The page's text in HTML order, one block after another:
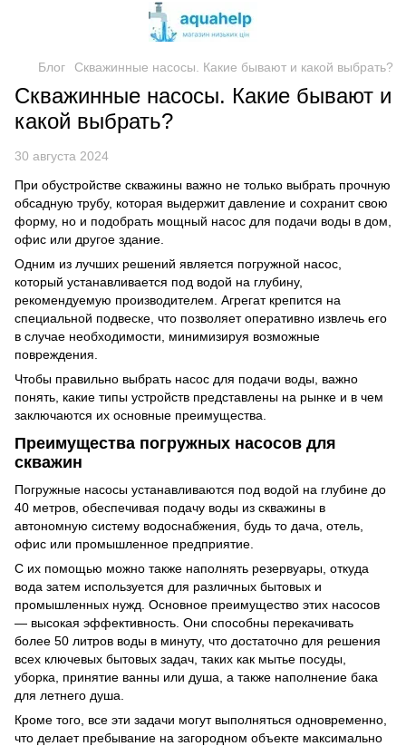
Блог Скважинные насосы. Какие бывают и какой выбрать?
Скважинные насосы. Какие бывают и
какой выбрать?
30 августа 2024
При обустройстве скважины важно не только выбрать прочную
обсадную трубу, которая выдержит давление и сохранит свою
форму, но и подобрать мощный насос для подачи воды в дом,
офис или другое здание.
Одним из лучших решений является погружной насос,
который устанавливается под водой на глубину,
рекомендуемую производителем. Агрегат крепится на
специальной подвеске, что позволяет оперативно извлечь его
в случае необходимости, минимизируя возможные
повреждения.
Чтобы правильно выбрать насос для подачи воды, важно
понять, какие типы устройств представлены на рынке и в чем
заключаются их основные преимущества.
Преимущества погружных насосов для
скважин
Погружные насосы устанавливаются под водой на глубине до
40 метров, обеспечивая подачу воды из скважины в
автономную систему водоснабжения, будь то дача, отель,
офис или промышленное предприятие.
С их помощью можно также наполнять резервуары, откуда
вода затем используется для различных бытовых и
промышленных нужд. Основное преимущество этих насосов
— высокая эффективность. Они способны перекачивать
более 50 литров воды в минуту, что достаточно для решения
всех ключевых бытовых задач, таких как мытье посуды,
уборка, принятие ванны или душа, а также наполнение бака
для летнего душа.
Кроме того, все эти задачи могут выполняться одновременно,
что делает пребывание на загородном объекте максимально